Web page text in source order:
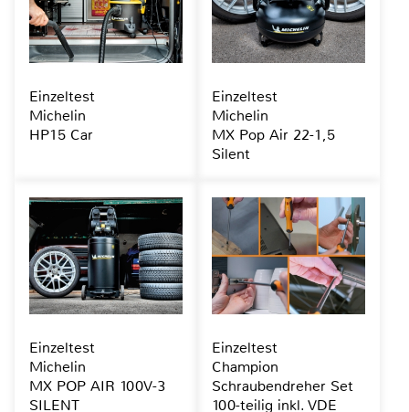
Einzeltest
Michelin
HP15 Car
Einzeltest
Michelin
MX Pop Air 22-1,5
Silent
Einzeltest
Michelin
MX POP AIR 100V-3
SILENT
Einzeltest
Champion
Schraubendreher Set
100-teilig inkl. VDE